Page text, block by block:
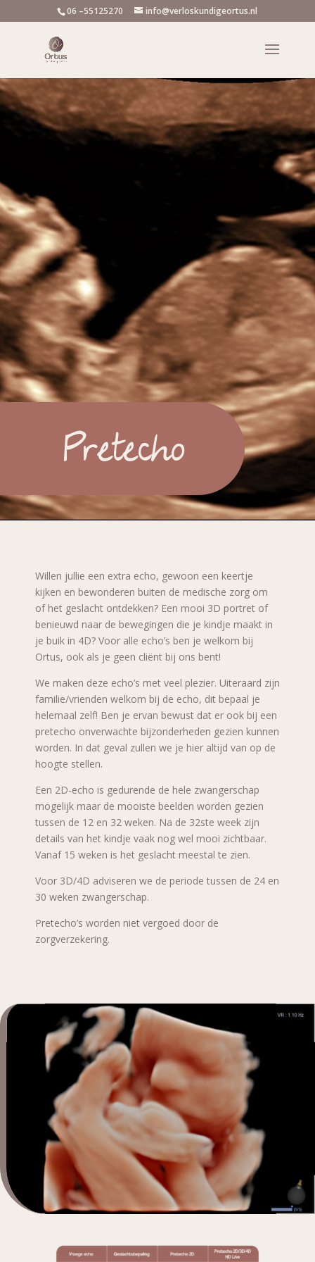
06 –55125270 info@verloskundigeortus.nl
Pretecho
Willen jullie een extra echo, gewoon een keertje
kijken en bewonderen buiten de medische zorg om
of het geslacht ontdekken? Een mooi 3D portret of
benieuwd naar de bewegingen die je kindje maakt in
je buik in 4D? Voor alle echo’s ben je welkom bij
Ortus, ook als je geen cliënt bij ons bent!
We maken deze echo’s met veel plezier. Uiteraard zijn
familie/vrienden welkom bij de echo, dit bepaal je
helemaal zelf! Ben je ervan bewust dat er ook bij een
pretecho onverwachte bijzonderheden gezien kunnen
worden. In dat geval zullen we je hier altijd van op de
hoogte stellen.
Een 2D-echo is gedurende de hele zwangerschap
mogelijk maar de mooiste beelden worden gezien
tussen de 12 en 32 weken. Na de 32ste week zijn
details van het kindje vaak nog wel mooi zichtbaar.
Vanaf 15 weken is het geslacht meestal te zien.
Voor 3D/4D adviseren we de periode tussen de 24 en
30 weken zwangerschap.
Pretecho’s worden niet vergoed door de
zorgverzekering.